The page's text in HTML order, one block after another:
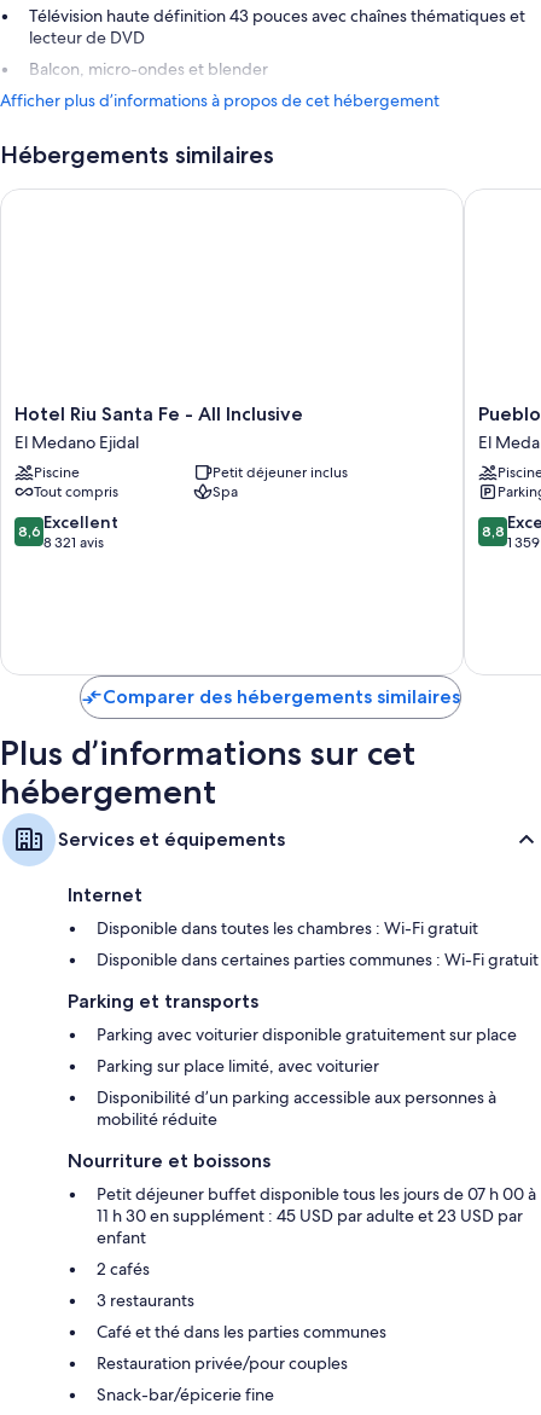
Télévision haute définition 43 pouces avec chaînes thématiques et
lecteur de DVD
Balcon, micro-ondes et blender
Afficher plus d’informations à propos de cet hébergement
Hébergements similaires
Hotel
Riu
Santa
Fe
-
All
Inclusive
Hotel Riu Santa Fe - All Inclusive
El Medano Ejidal
Piscine
Petit déjeuner inclus
Tout compris
Spa
8.6
sur
8,6 Excellent
8 321 avis
Hotel Riu Santa Fe - All Inclusive
Pueblo
Bonito
Los
Cabos
Blanco
-
All
El
8.8
sur
8,8
1
Pueblo
Comparer des hébergements similaires
Plus d’informations sur cet
hébergement
Services et équipements
Internet
Disponible dans toutes les chambres : Wi-Fi gratuit
Disponible dans certaines parties communes : Wi-Fi gratuit
Parking et transports
Parking avec voiturier disponible gratuitement sur place
Parking sur place limité, avec voiturier
Disponibilité d’un parking accessible aux personnes à
mobilité réduite
Nourriture et boissons
Petit déjeuner buffet disponible tous les jours de 07 h 00 à
11 h 30 en supplément : 45 USD par adulte et 23 USD par
enfant
2 cafés
3 restaurants
Café et thé dans les parties communes
Restauration privée/pour couples
Snack-bar/épicerie fine